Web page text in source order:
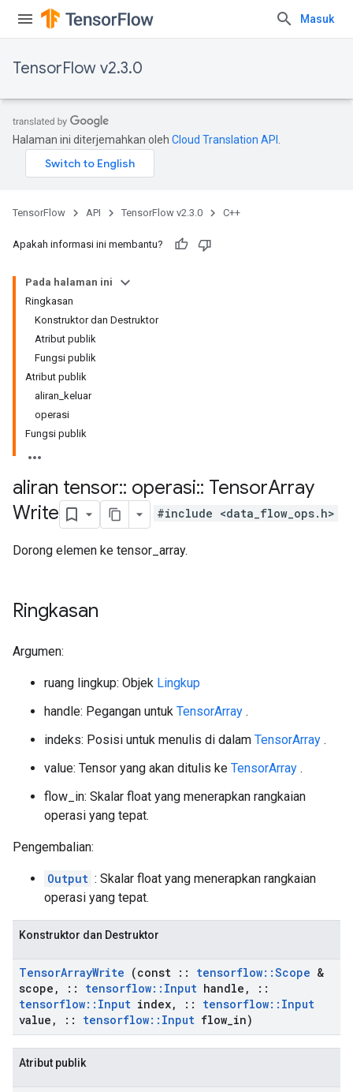
Masuk
TensorFlow v2.3.0
Halaman ini diterjemahkan oleh Cloud Translation API
TensorFlow API TensorFlow v2.3.0 C++
Apakah informasi ini membantu?
Pada halaman ini
Ringkasan
Konstruktor dan Destruktor
Atribut publik
Fungsi publik
Atribut publik
aliran_keluar
operasi
Fungsi publik
aliran tensor:: operasi:: TensorArray
Write
#include <data_flow_ops.h>
Dorong elemen ke tensor_array.
Ringkasan
Argumen:
ruang lingkup: Objek Lingkup
handle: Pegangan untuk TensorArray .
indeks: Posisi untuk menulis di dalam TensorArray .
value: Tensor yang akan ditulis ke TensorArray .
flow_in: Skalar float yang menerapkan rangkaian
operasi yang tepat.
Pengembalian:
Output : Skalar float yang menerapkan rangkaian
operasi yang tepat.
Konstruktor dan Destruktor
TensorArrayWrite (const :: tensorflow::Scope &
scope , :: tensorflow:: Input handle ,
::
tensorflow:: Input index, :: tensorflow:: Input
value , :: tensorflow:: Input flow in)
Atribut publik